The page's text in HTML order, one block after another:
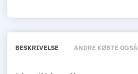
BESKRIVELSE ANDRE KØBTE OGSÅ